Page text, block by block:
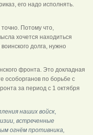
его надо исполнять.
Потому что,
хочется находиться
долга, нужно
фронта. Это докладная
особорганов по борьбе с
за период с 1 октября
наших войск,
встреченные
огнём противника,